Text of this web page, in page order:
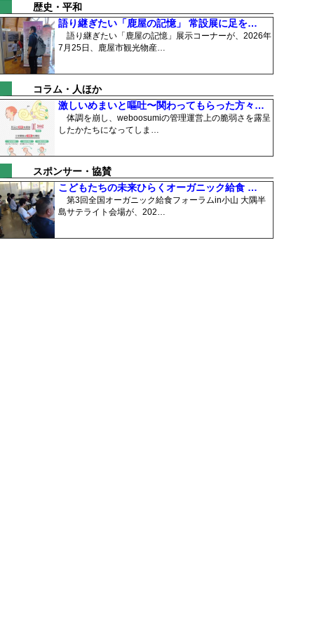
歴史・平和
語り継ぎたい「鹿屋の記憶」 常設展に足を…
語り継ぎたい「鹿屋の記憶」展示コーナーが、2026年
7月25日、鹿屋市観光物産…
コラム・人ほか
激しいめまいと嘔吐〜関わってもらった方々…
体調を崩し、weboosumiの管理運営上の脆弱さを露呈
したかたちになってしま…
スポンサー・協賛
こどもたちの未来ひらくオーガニック給食 …
第3回全国オーガニック給食フォーラムin小山 大隅半
島サテライト会場が、202…